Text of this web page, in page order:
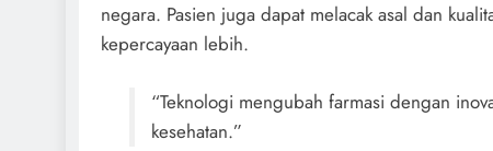
negara. Pasien juga dapat melacak asal dan
kepercayaan lebih.
“Teknologi mengubah farmasi dengan
kesehatan.”